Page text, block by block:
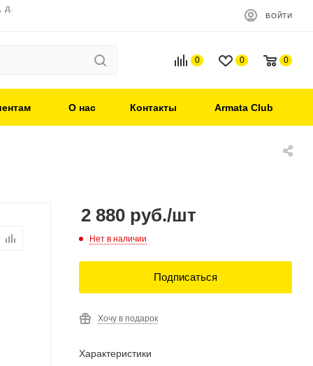
д.
ВОЙТИ
0 0 0
О нас Контакты Armata Club
2 880 руб./шт
Нет в наличии
Подписаться
Хочу в подарок
Характеристики